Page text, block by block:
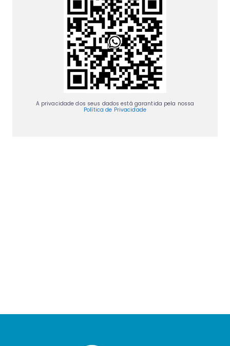
A privacidade dos seus dados está garantida pela nossa
Política de Privacidade